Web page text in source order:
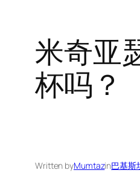
米奇亚
杯吗？
Written byMumtazin巴基斯